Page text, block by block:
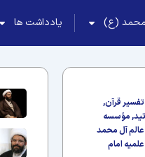
محمد (ع) یادداشت ها
تفسیر قرآن,
,مؤسسه
آل محمد
امام